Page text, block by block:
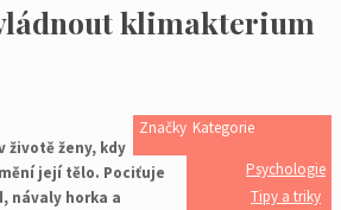
klimakterium
Kategorie
Psychologie
Tipy a triky
Značky
životě ženy, kdy
její tělo. Pociťuje
návaly horka a